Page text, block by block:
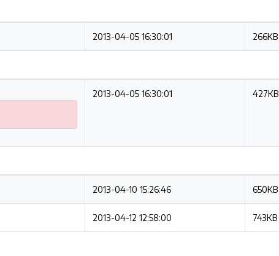
2013-04-05 16:30:01 266KB
2013-04-05 16:30:01 427KB
2013-04-10 15:26:46 650KB
2013-04-12 12:58:00 743KB